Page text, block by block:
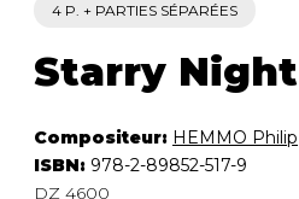
4 P. + PARTIES SÉPARÉES
Starry Night
Compositeur: HEMMO Philip
ISBN: 978-2-89852-517-9
DZ 4600